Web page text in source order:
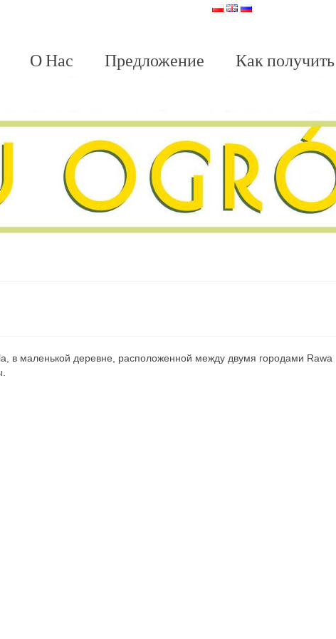
О Нас Предложение Как получить
в маленькой деревне, расположенной между двумя городами Rawa